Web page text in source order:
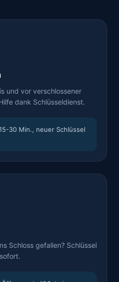
und vor verschlossener
dank Schlüsseldienst.
30 Min., neuer Schlüssel
Schloss gefallen? Schlüssel